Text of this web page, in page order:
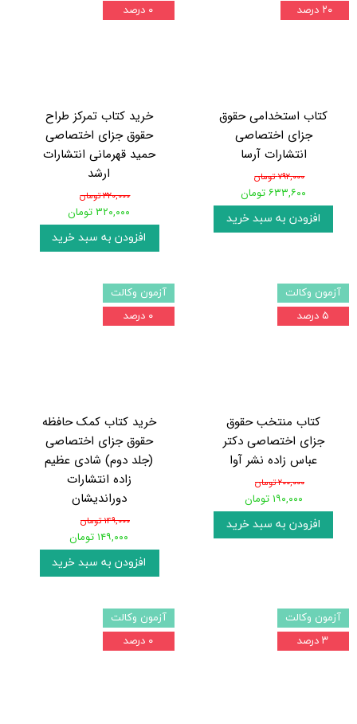
کتاب استخدامی حقوق
جزای اختصاصی
انتشارات آرسا
۷۹۲,۰۰۰ تومان
۶۳۳,۶۰۰ تومان
افزودن به سبد خرید
۲۰ درصد
خرید کتاب تمرکز طراح
حقوق جزای اختصاصی
حمید قهرمانی انتشارات
ارشد
۳۲۰,۰۰۰ تومان
۳۲۰,۰۰۰ تومان
افزودن به سبد خرید
۰ درصد
کتاب منتخب حقوق
جزای اختصاصی دکتر
عباس زاده نشر آوا
۲۰۰,۰۰۰ تومان
۱۹۰,۰۰۰ تومان
افزودن به سبد خرید
آزمون وکالت
۵ درصد
خرید کتاب کمک حافظه
حقوق جزای اختصاصی
(جلد دوم) شادی عظیم
زاده انتشارات
دوراندیشان
۱۴۹,۰۰۰ تومان
۱۴۹,۰۰۰ تومان
افزودن به سبد خرید
آزمون وکالت
۰ درصد
آزمون وکالت
۳ درصد
آزمون وکالت
۰ درصد